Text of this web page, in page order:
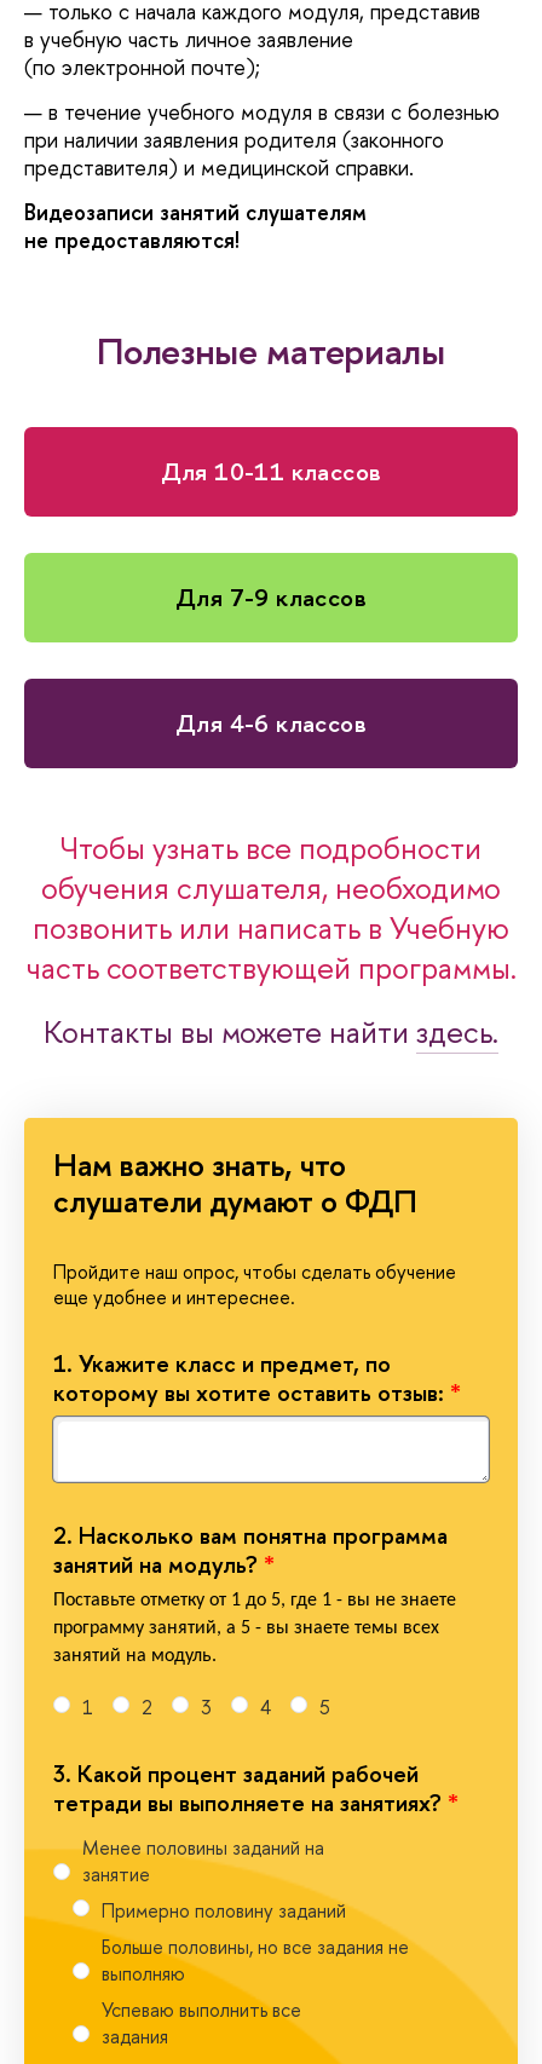
только с начала каждого модуля, представи
учебную часть личное заявление
(по электронной почте);
течение учебного модуля в связи с болезнью
при наличии заявления родителя (законного
представителя) и медицинской справки.
идеозаписи занятий слушателям
не предоставляются!
Полезные материалы
Для 10-11 классо
Для 7-9 классо
Для 4-6 классо
Чтобы узнать все подробности
обучения слушателя, необходимо
позвонить или написать в Учебную
часть соответствующей программы.
Контакты вы можете найти здесь.
Нам важно знать, что
слушатели думают о ФДП
Пройдите наш опрос, чтобы сделать обучение
еще удобнее и интереснее.
1. Укажите класс и предмет, по
которому вы хотите оставить отзыв: *
2. Насколько вам понятна программа
занятий на модуль? *
Поставьте отметку от 1 до 5, где 1 - вы не знаете
программу занятий, а 5 - вы знаете темы всех
занятий на модуль.
1 2 3 4 5
3. Какой процент заданий рабочей
тетради вы выполняете на занятиях? *
Менее половины заданий на
занятие
Примерно половину заданий
Больше половины, но все задания не
ыполняю
Успеваю выполнить все
задания